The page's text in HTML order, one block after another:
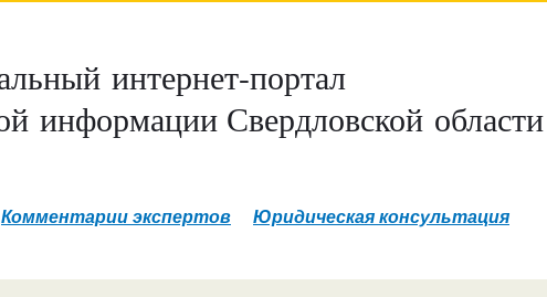
интернет-портал
информации Свердловской области
Комментарии экспертов Юридическая консультация